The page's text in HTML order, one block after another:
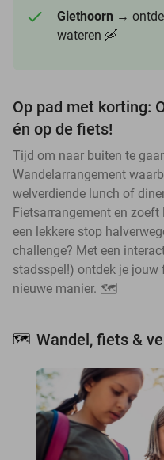
Giethoorn →
wateren 🛶
Op pad met korting:
én op de fiets!
Tijd om naar buiten te
Wandelarrangement
welverdiende lunch of
Fietsarrangement en
een lekkere stop
challenge? Met een
stadsspel!) ontdek je jouw
nieuwe manier. 🗺️
🗺️ Wandel, fiets &